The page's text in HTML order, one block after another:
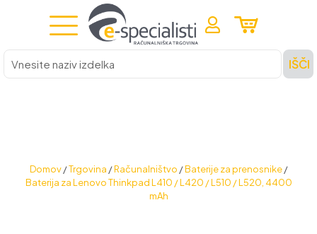
Vnesite
naziv
izdelka
IŠČI
Domov /Trgovina /Računalništvo /Baterije za prenosnike /
Baterija za Lenovo Thinkpad L410 / L420 / L510 / L520, 4400
mAh